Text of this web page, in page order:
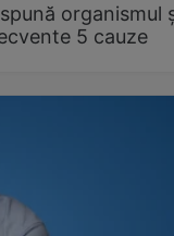
organismul
5 cauze